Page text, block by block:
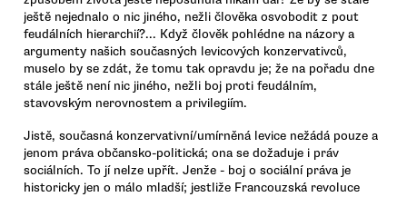
ještě nejednalo o nic jiného, nežli člověka osvobodit z pout
feudálních hierarchií?... Když člověk pohlédne na názory a
argumenty našich současných levicových konzervativců,
muselo by se zdát, že tomu tak opravdu je; že na pořadu dne
stále ještě není nic jiného, nežli boj proti feudálním,
stavovským nerovnostem a privilegiím.
Jistě, současná konzervativní/umírněná levice nežádá pouze a
jenom práva občansko-politická; ona se dožaduje i práv
sociálních. To jí nelze upřít. Jenže - boj o sociální práva je
historicky jen o málo mladší; jestliže Francouzská revoluce